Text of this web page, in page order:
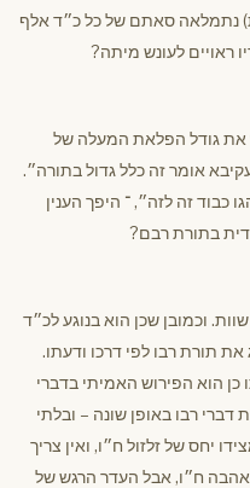
נתמלאה סאתם של כל כ״ד אלף
ראויים לעונש מיתה?
את גודל הפלאת המעלה של
אומר זה כלל גדול בתורה״.
כבוד זה לזה״, ־ היפך הענין
בתורת רבם?
וכמובן שכן הוא בנוגע לכ״ד
תורת רבו לפי דרכו ודעתו.
כן הוא הפירוש האמיתי בדברי
רבו באופן שונה – ובלתי
יחס של זלזול ח״ו, ואין צריך
ח״ו, אבל העדר הרגש של